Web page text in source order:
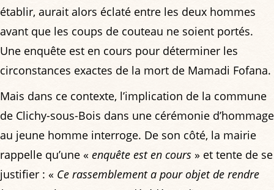
établir, aurait alors éclaté entre les deux hommes
avant que les coups de couteau ne soient portés.
Une enquête est en cours pour déterminer les
circonstances exactes de la mort de Mamadi Fofana.
Mais dans ce contexte, l’implication de la commune
de Clichy-sous-Bois dans une cérémonie d’hommage
au jeune homme interroge. De son côté, la mairie
rappelle qu’une « enquête est en cours » et tente de se
justifier : « Ce rassemblement a pour objet de rendre